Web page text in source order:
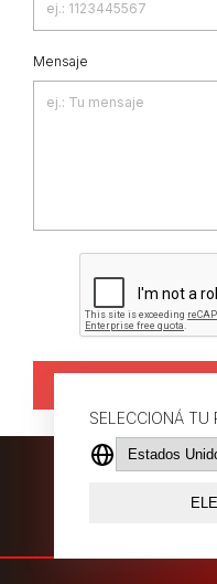
SELECCIONÁ TU
Mensaje